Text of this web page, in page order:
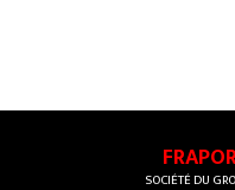
SOCIÉTÉ DU